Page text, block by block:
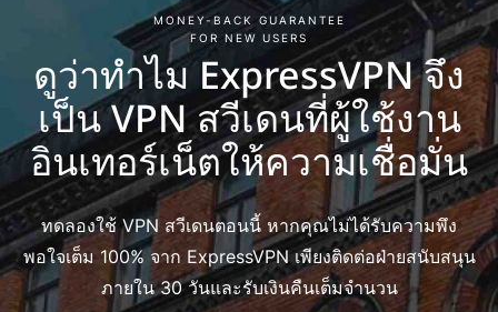
MONEY-BACK GUARANTEE
FOR NEW USERS
ดูว่าทำไม ExpressVPN จึง
เป็น VPN สวีเดนที่ผู้ใช้งาน
อินเทอร์เน็ตให้ความเชื่อมั่น
ทดลองใช้ VPN สวีเดนตอนนี้ หากคุณไม่ได้รับความพึง
พอใจเต็ม 100% จาก ExpressVPN เพียงติดต่อฝ่ายสนับสนุน
ภายใน 30 วันและรับเงินคืนเต็มจำนวน